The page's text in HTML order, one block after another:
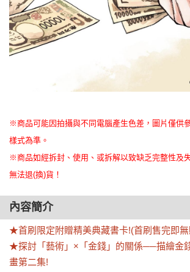
※商品可能因拍攝與不同電腦產生色差，圖片僅供
樣式為準。
※商品如經拆封、使用、或拆解以致缺乏完整性及
無法退(換)貨！
內容簡介
★首刷限定附贈精美典藏書卡!(首刷售完即無
★探討「藝術」×「金錢」的關係──描繪金
畫第二集!